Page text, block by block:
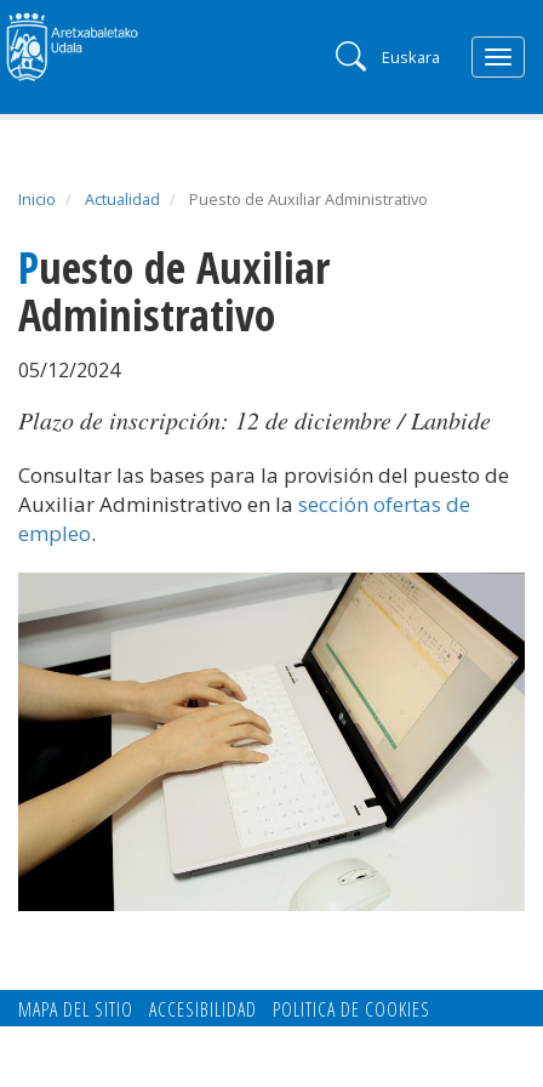
Euskara
Inicio Actualidad Puesto de Auxiliar Administrativo
Puesto de Auxiliar
Administrativo
05/12/2024
Plazo de inscripción: 12 de diciembre / Lanbide
Consultar las bases para la provisión del puesto de
Auxiliar Administrativo en la sección ofertas de
empleo.
MAPA DEL SITIO ACCESIBILIDAD
POLITICA DE COOKIES
CONTACTO POLITICA DE PRIVACIDAD